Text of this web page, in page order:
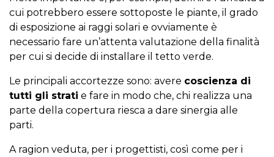
cui potrebbero essere sottoposte le piante, il grado
di esposizione ai raggi solari e ovviamente è
necessario fare un’attenta valutazione della finalità
per cui si decide di installare il tetto verde.
Le principali accortezze sono: avere coscienza di
tutti gli strati e fare in modo che, chi realizza una
parte della copertura riesca a dare sinergia alle
parti.
A ragion veduta, per i progettisti, così come per i